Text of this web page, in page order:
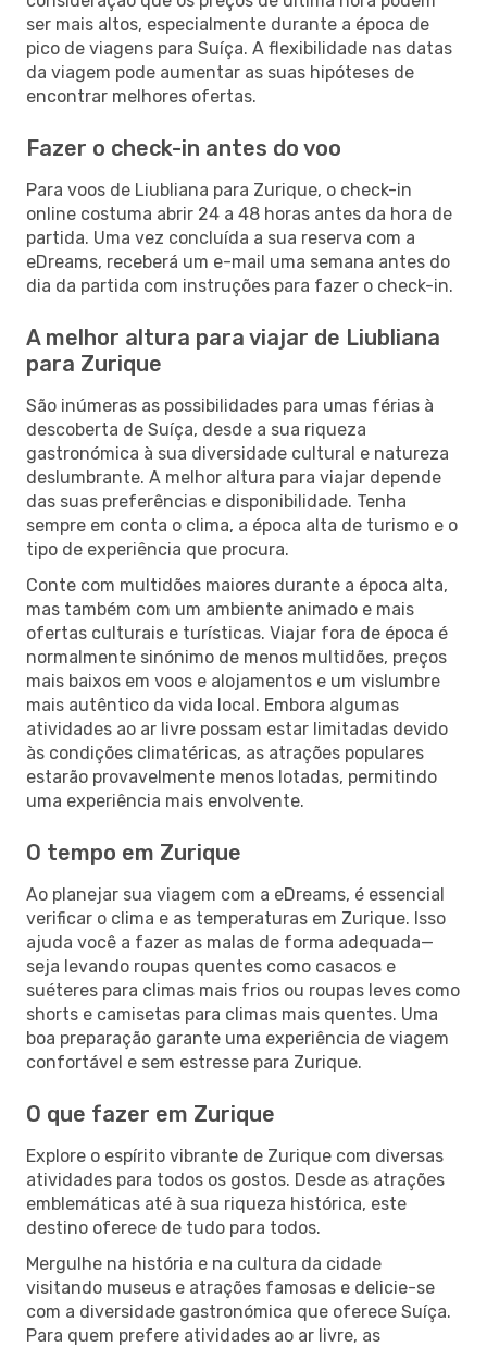
ser mais altos, especialmente durante a época de
pico de viagens para Suíça. A flexibilidade nas datas
da viagem pode aumentar as suas hipóteses de
encontrar melhores ofertas.
Fazer o check-in antes do voo
Para voos de Liubliana para Zurique, o check-in
online costuma abrir 24 a 48 horas antes da hora de
partida. Uma vez concluída a sua reserva com a
eDreams, receberá um e-mail uma semana antes do
dia da partida com instruções para fazer o check-in.
A melhor altura para viajar de Liubliana
para Zurique
São inúmeras as possibilidades para umas férias à
descoberta de Suíça, desde a sua riqueza
gastronómica à sua diversidade cultural e natureza
deslumbrante. A melhor altura para viajar depende
das suas preferências e disponibilidade. Tenha
sempre em conta o clima, a época alta de turismo e o
tipo de experiência que procura.
Conte com multidões maiores durante a época alta,
mas também com um ambiente animado e mais
ofertas culturais e turísticas. Viajar fora de época é
normalmente sinónimo de menos multidões, preços
mais baixos em voos e alojamentos e um vislumbre
mais autêntico da vida local. Embora algumas
atividades ao ar livre possam estar limitadas devido
às condições climatéricas, as atrações populares
estarão provavelmente menos lotadas, permitindo
uma experiência mais envolvente.
O tempo em Zurique
Ao planejar sua viagem com a eDreams, é essencial
verificar o clima e as temperaturas em Zurique. Isso
ajuda você a fazer as malas de forma adequada—
seja levando roupas quentes como casacos e
suéteres para climas mais frios ou roupas leves como
shorts e camisetas para climas mais quentes. Uma
boa preparação garante uma experiência de viagem
confortável e sem estresse para Zurique.
O que fazer em Zurique
Explore o espírito vibrante de Zurique com diversas
atividades para todos os gostos. Desde as atrações
emblemáticas até à sua riqueza histórica, este
destino oferece de tudo para todos.
Mergulhe na história e na cultura da cidade
visitando museus e atrações famosas e delicie-se
com a diversidade gastronómica que oferece Suíça.
Para quem prefere atividades ao ar livre, as